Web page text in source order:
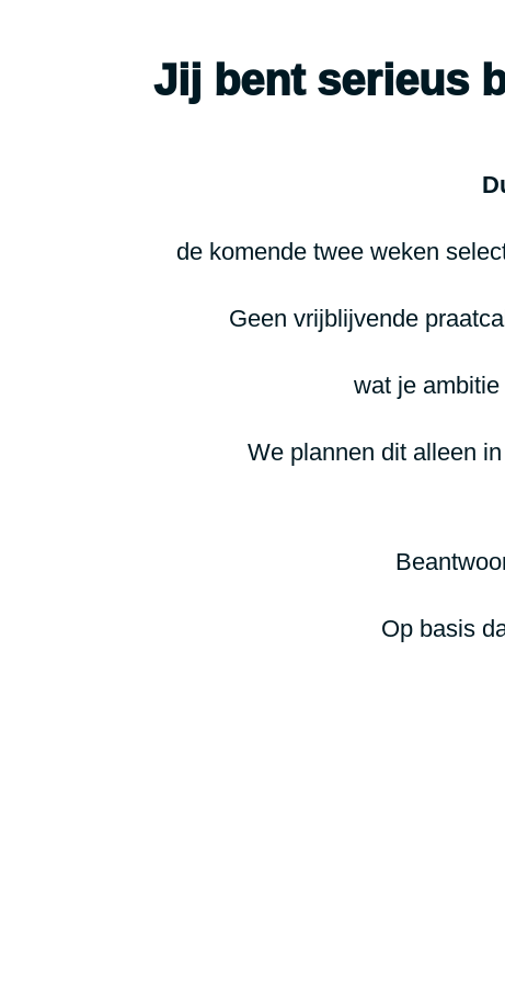
Jij bent serieus
de komende twee weken
Geen vrijblijvende
wat je
We plannen dit alleen
Op basis